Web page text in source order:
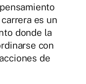
es un
donde la
con
de